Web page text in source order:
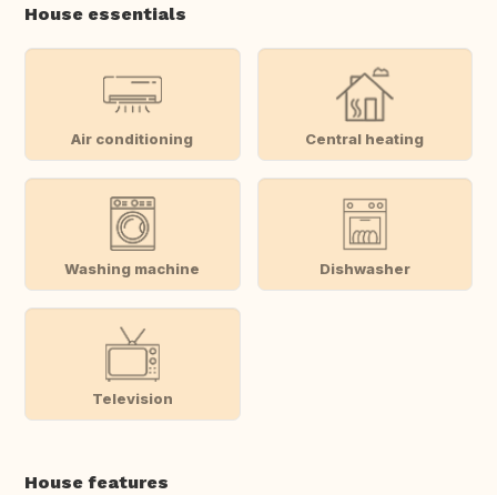
House essentials
Air conditioning Central heating
Washing machine Dishwasher
Television
House features